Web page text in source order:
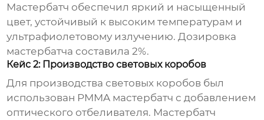
Мастербатч обеспечил яркий и насыщенный
цвет, устойчивый к высоким температурам и
ультрафиолетовому излучению. Дозировка
мастербатча составила 2%.
Кейс 2: Производство световых коробов
Для производства световых коробов был
использован PMMA мастербатч с добавлением
оптического отбеливателя. Мастербатч